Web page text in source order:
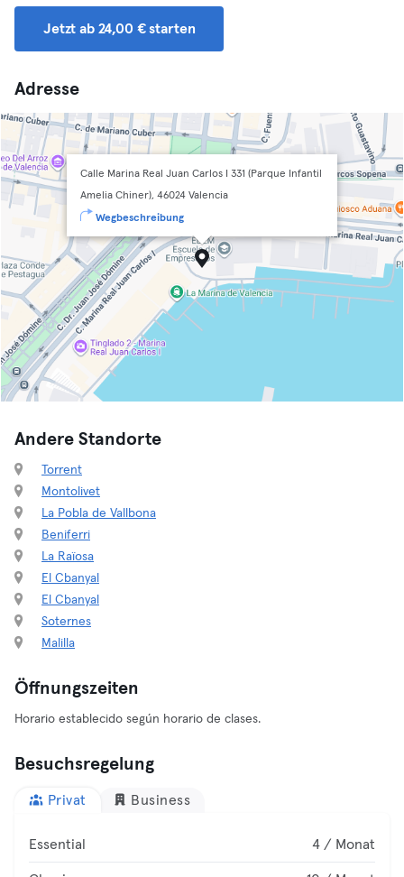
Jetzt ab 24,00 € starten
Adresse
Calle Marina Real Juan Carlos I 331 (Parque Infantil
Amelia Chiner), 46024 Valencia
Wegbeschreibung
Andere Standorte
Torrent
Montolivet
La Pobla de Vallbona
Beniferri
La Raïosa
El Cbanyal
El Cbanyal
Soternes
Malilla
Öffnungszeiten
Horario establecido según horario de clases.
Besuchsregelung
Privat Business
Essential 4 / Monat